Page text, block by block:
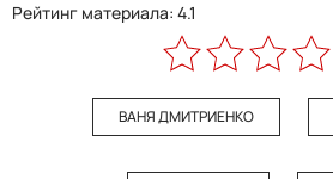
Рейтинг материала: 4.1
ВАНЯ ДМИТРИЕНКО